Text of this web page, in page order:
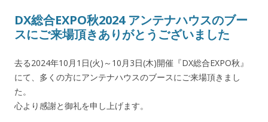
DX総合EXPO秋2024 アンテナハウスのブー
スにご来場頂きありがとうございました
去る2024年10月1日(火)～10月3日(木)開催『DX総合EXPO秋』
にて、多くの方にアンテナハウスのブースにご来場頂きまし
た。
心より感謝と御礼を申し上げます。